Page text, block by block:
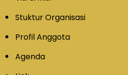
Stuktur Organisasi
Profil Anggota
Agenda